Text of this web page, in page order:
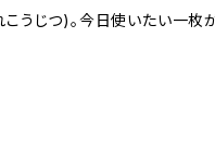
うじつ)。今日使いたい一枚